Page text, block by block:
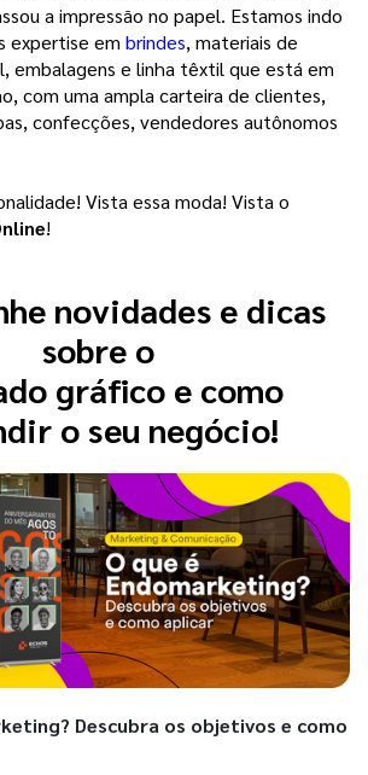
a impressão no papel. Estamos indo
expertise em brindes, materiais de
embalagens e linha têxtil que está em
com uma ampla carteira de clientes,
confecções, vendedores autônomos
Vista essa moda! Vista o
!
novidades e dicas
sobre o
gráfico e como
o seu negócio!
Descubra os objetivos e como